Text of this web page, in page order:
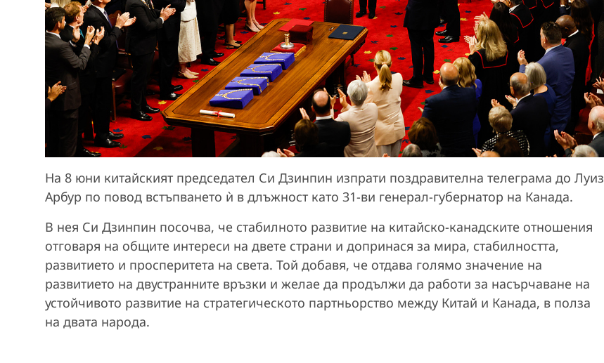
На 8 юни китайският председател Си Дзинпин изпрати поздравителна телеграма до Луиз
Арбур по повод встъпването ѝ в длъжност като 31-ви генерал-губернатор на Канада.
В нея Си Дзинпин посочва, че стабилното развитие на китайско-канадските отношения
отговаря на общите интереси на двете страни и допринася за мира, стабилността,
развитието и просперитета на света. Той добавя, че отдава голямо значение на
развитието на двустранните връзки и желае да продължи да работи за насърчаване на
устойчивото развитие на стратегическото партньорство между Китай и Канада, в полза
на двата народа.